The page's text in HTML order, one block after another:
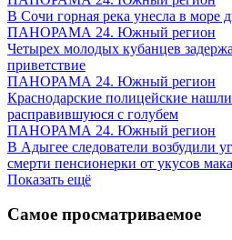
В Сочи горная река унесла в море
ПАНОРАМА 24. Южный регион
Четырех молодых кубанцев
приветствие
ПАНОРАМА 24. Южный регион
Краснодарские полицейские
расправившуюся с голубем
ПАНОРАМА 24. Южный регион
В Адыгее следователи возбудили
смерти пенсионерки от укусов
Показать ещё
Самое просматриваемое